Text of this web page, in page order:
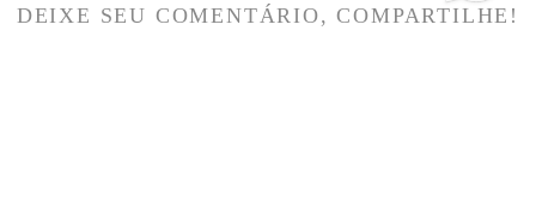
DEIXE SEU COMENTÁRIO, COMPARTILHE!